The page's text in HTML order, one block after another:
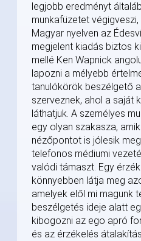
legjobb eredményt
munkafüzetet
Magyar nyelven az
megjelent kiadás biztos
mellé Ken Wapnick
lapozni a mélyebb
tanulókörök beszélgető
szerveznek, ahol a saját
láthatjuk. A személyes
egy olyan szakasza,
nézőpontot is jólesik
telefonos médiumi
valódi támaszt. Egy
könnyebben látja meg
amelyek elől mi magunk
beszélgetés ideje alatt
kibogozni az ego apró
és az érzékelés